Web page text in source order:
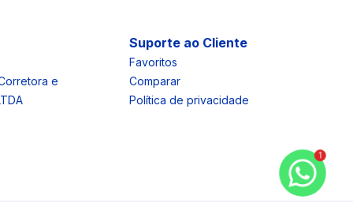
e
Suporte ao Cliente
Favoritos
Comparar
Política de privacidade
1